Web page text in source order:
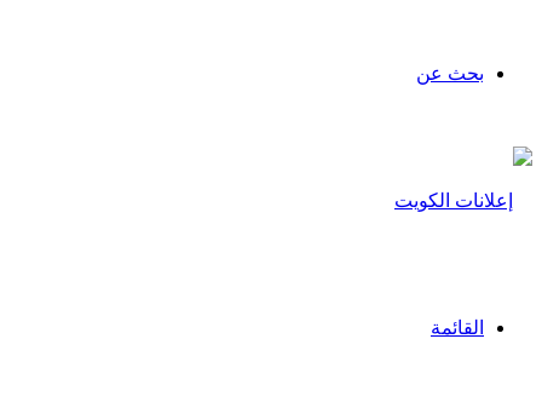
بحث عن
القائمة